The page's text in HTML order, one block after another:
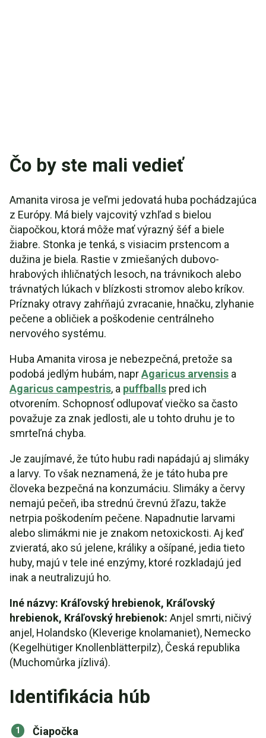
Čo by ste mali vedieť
Amanita virosa je veľmi jedovatá huba pochádzajúca
z Európy. Má biely vajcovitý vzhľad s bielou
čiapočkou, ktorá môže mať výrazný šéf a biele
žiabre. Stonka je tenká, s visiacim prstencom a
dužina je biela. Rastie v zmiešaných dubovo-
hrabových ihličnatých lesoch, na trávnikoch alebo
trávnatých lúkach v blízkosti stromov alebo kríkov.
Príznaky otravy zahŕňajú zvracanie, hnačku, zlyhanie
pečene a obličiek a poškodenie centrálneho
nervového systému.
Huba Amanita virosa je nebezpečná, pretože sa
podobá jedlým hubám, naprAgaricus arvensis a
Agaricus campestris, a puffballs pred ich
otvorením. Schopnosť odlupovať viečko sa často
považuje za znak jedlosti, ale u tohto druhu je to
smrteľná chyba.
Je zaujímavé, že túto hubu radi napádajú aj slimáky
a larvy. To však neznamená, že je táto huba pre
človeka bezpečná na konzumáciu. Slimáky a červy
nemajú pečeň, iba strednú črevnú žľazu, takže
netrpia poškodením pečene. Napadnutie larvami
alebo slimákmi nie je znakom netoxickosti. Aj keď
zvieratá, ako sú jelene, králiky a ošípané, jedia tieto
huby, majú v tele iné enzýmy, ktoré rozkladajú jed
inak a neutralizujú ho.
Iné názvy: Kráľovský hrebienok, Kráľovský
hrebienok, Kráľovský hrebienok: Anjel smrti, ničivý
anjel, Holandsko (Kleverige knolamaniet), Nemecko
(Kegelhütiger Knollenblätterpilz), Česká republika
(Muchomůrka jízlivá).
Identifikácia húb
Čiapočka